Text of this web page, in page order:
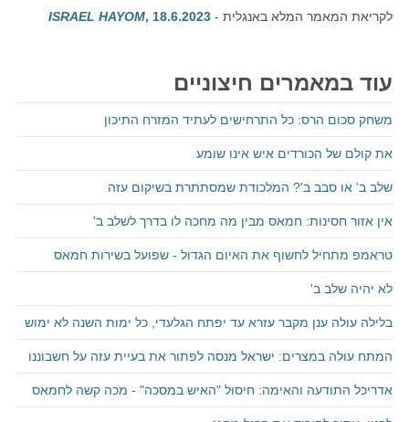
לקריאת המאמר המלא באנגלית -
ISRAEL HAYOM, 18.6.2023
עוד במאמרים חיצוניים
משחק סכום הרס: כל התרחישים לעתיד המזרח התיכון
את קולם של הכורדים איש אינו שומע
שלב ב' או סבב ב'? המלכודת שמסתתרת בשיקום עזה
אין אזור חסינות: חמאס מבין מה מחכה לו בדרך לשלב ב'
טראמפ מתחיל לחשוף את האיום הגדול - שפועל בשירות חמאס
לא יהיה שלב ב'
בלילה עולה ענן מקבר עזרא עד יפתח הגלעדי, כל ימות השנה לא ימוש
המתח עולה במצרים: ישראל מנסה לפתור את בעיית עזה על חשבוננו
אדריכל התודעה והאימה: חיסול "האיש במסכה" - מכה קשה לחמאס